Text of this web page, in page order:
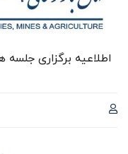
اطلاعیه برگزاری